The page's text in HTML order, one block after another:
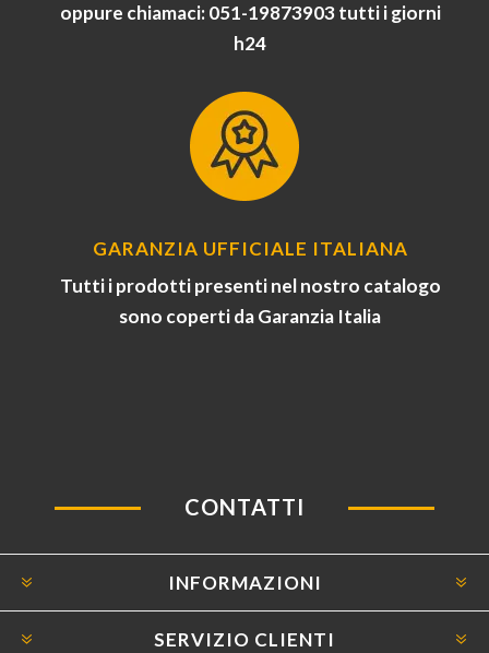
oppure chiamaci: 051-19873903 tutti i giorni
h24
GARANZIA UFFICIALE ITALIANA
Tutti i prodotti presenti nel nostro catalogo
sono coperti da Garanzia Italia
CONTATTI
INFORMAZIONI
SERVIZIO CLIENTI